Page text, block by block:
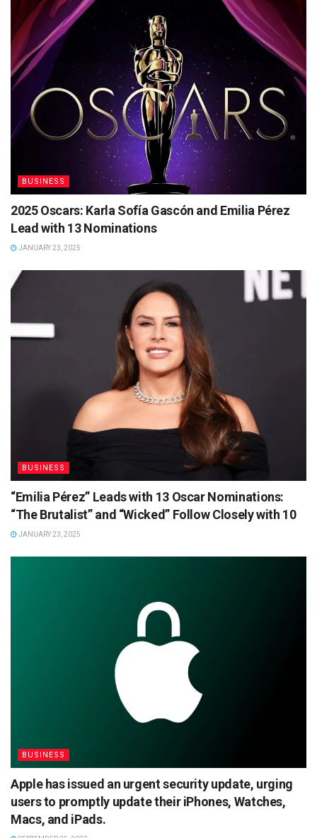
BUSINESS
2025 Oscars: Karla Sofía Gascón and Emilia Pérez
Lead with 13 Nominations
JANUARY 23, 2025
BUSINESS
“Emilia Pérez” Leads with 13 Oscar Nominations:
“The Brutalist” and “Wicked” Follow Closely with 10
JANUARY 23, 2025
BUSINESS
Apple has issued an urgent security update, urging
users to promptly update their iPhones, Watches,
Macs, and iPads.